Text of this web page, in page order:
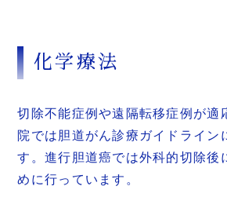
化学療法
切除不能症例や遠隔転移症例が適
院では胆道がん診療ガイドライン
す。進行胆道癌では外科的切除後
めに行っています。